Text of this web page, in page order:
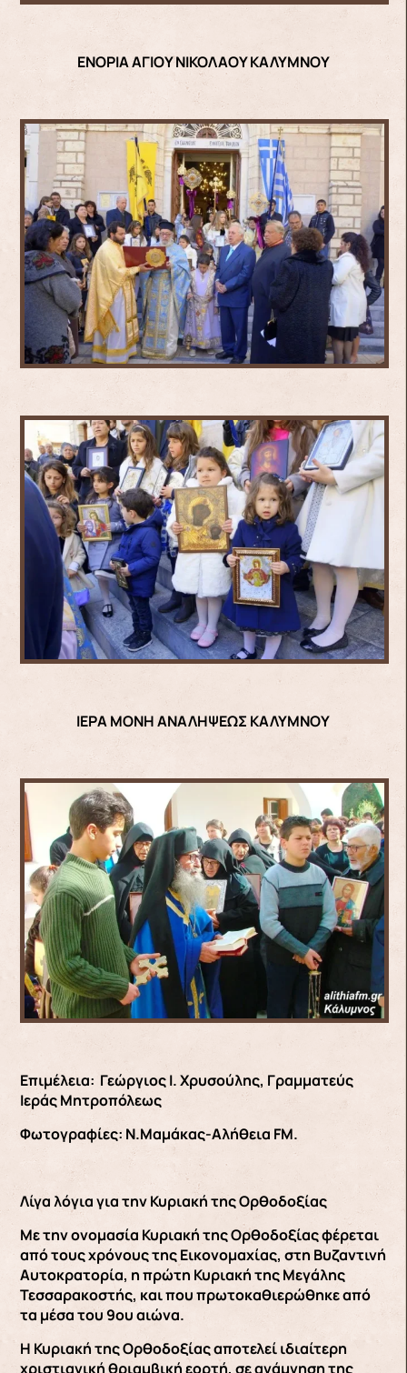
ΕΝΟΡΙΑ ΑΓΙΟΥ ΝΙΚΟΛΑΟΥ ΚΑΛΥΜΝΟΥ
ΙΕΡΑ ΜΟΝΗ ΑΝΑΛΗΨΕΩΣ ΚΑΛΥΜΝΟΥ
Επιμέλεια: Γεώργιος Ι. Χρυσούλης, Γραμματεύς
Ιεράς Μητροπόλεως
Φωτογραφίες: Ν.Μαμάκας-Αλήθεια FM.
Λίγα λόγια για την Κυριακή της Ορθοδοξίας
Με την ονομασία Κυριακή της Ορθοδοξίας φέρεται
από τους χρόνους της Εικονομαχίας, στη Βυζαντινή
Αυτοκρατορία, η πρώτη Κυριακή της Μεγάλης
Τεσσαρακοστής, και που πρωτοκαθιερώθηκε από
τα μέσα του 9ου αιώνα.
Η Κυριακή της Ορθοδοξίας αποτελεί ιδιαίτερη
χριστιανική θριαμβική εορτή, σε ανάμνηση της